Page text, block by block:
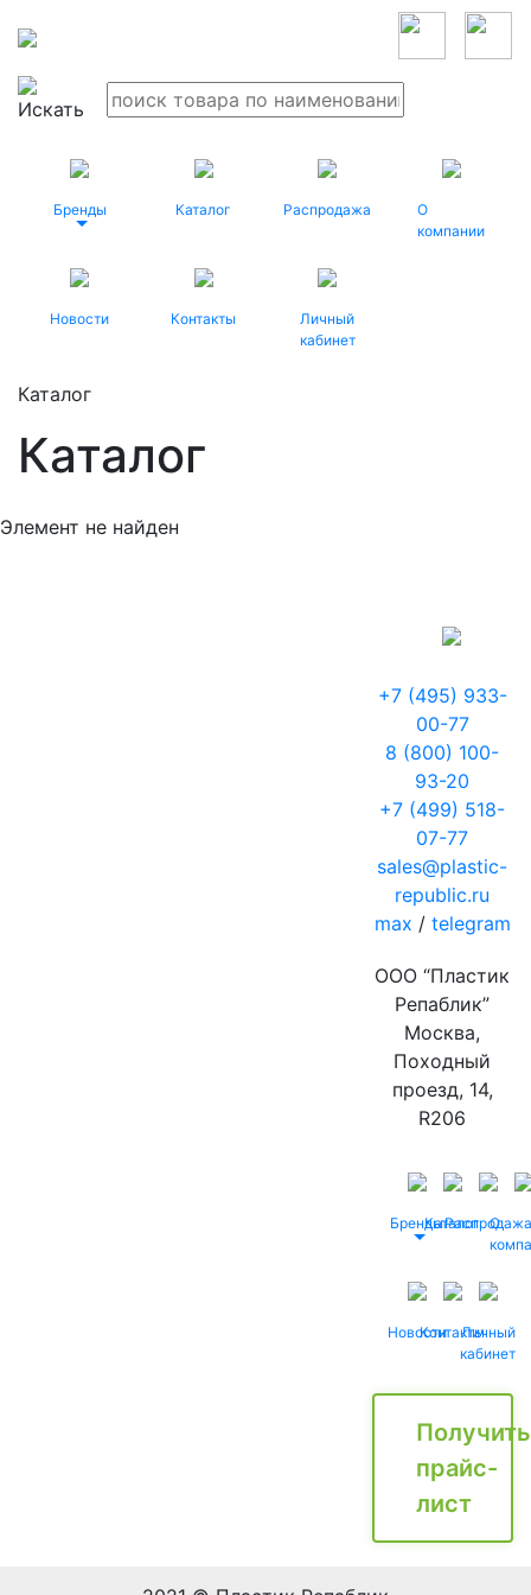
Бренды Каталог Распродажа
О
компании
Новости Контакты
Личный
кабинет
Каталог
Каталог
Элемент не найден
+7 (495) 933-
00-77
8 (800) 100-
93-20
+7 (499) 518-
07-77
sales@plastic-
republic.ru
max / telegram
ООО “Пластик
Репаблик”
Москва,
Походный
проезд, 14,
R206
БрендыКаталог
Распродажа
О
НовостиКонтактыЛичный
кабинет
Получить
прайс-
лист